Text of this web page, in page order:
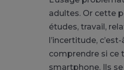
adultes. Or cette
études, travail,
l’incertitude,
comprendre si ce
smartphone. Ils